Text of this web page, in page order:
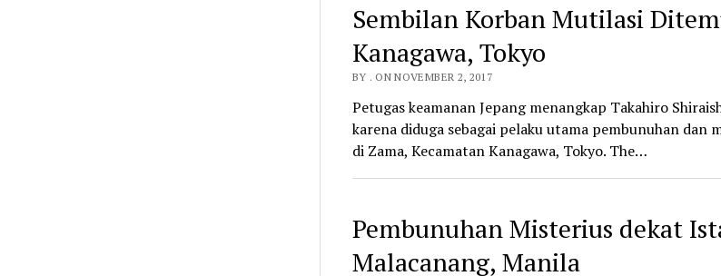
Sembilan Korban Mutilasi
Kanagawa, Tokyo
BY . ON NOVEMBER 2, 2017
Petugas keamanan Jepang menangkap Takahiro
karena diduga sebagai pelaku utama pembunuhan dan
di Zama, Kecamatan Kanagawa, Tokyo. The…
Pembunuhan Misterius dekat
Malacanang, Manila